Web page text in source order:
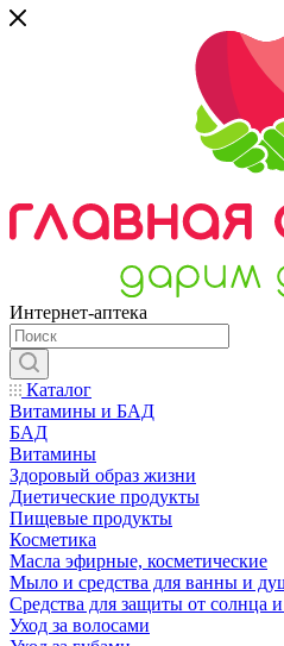
Интернет-аптека
Каталог
Витамины и БАД
БАД
Витамины
Здоровый образ жизни
Диетические продукты
Пищевые продукты
Косметика
Масла эфирные, косметические
Мыло и средства для ванны и
Средства для защиты от солнца и
Уход за волосами